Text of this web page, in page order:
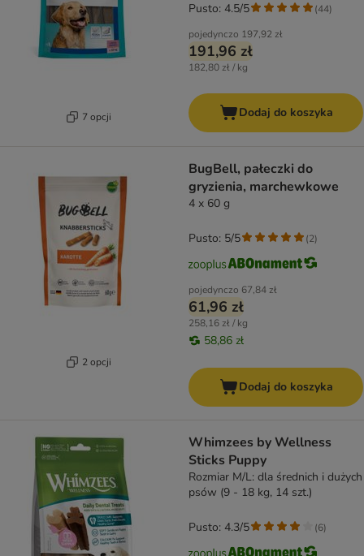
7 opcji
pojedynczo 197,92 zł
191,96 zł
182,80 zł / kg
Pusto: 4.5/5 (44)
Dodaj do koszyka
2 opcji
BugBell, pałeczki do
gryzienia, marchewkowe
4 x 60 g
pojedynczo 67,84 zł
61,96 zł
258,16 zł / kg
58,86 zł
Pusto: 5/5 (2)
Dodaj do koszyka
Whimzees by Wellness
Sticks Puppy
Rozmiar M/L: dla średnich i dużych
psów (9 - 18 kg, 14 szt.)
Pusto: 4.3/5 (6)